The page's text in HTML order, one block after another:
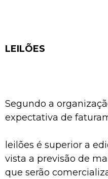
LEILÕES
Segundo a
expectativa de
leilões é superior a
vista a previsão de
que serão